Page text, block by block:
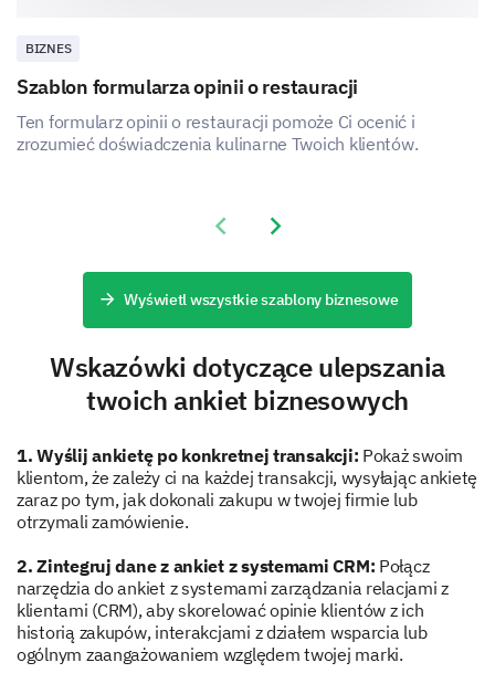
Neutralnie
Dobrze
produkty znajomemu lub koledze?
1
Twoja interakcja z obsługą klienta
Doceniamy twoje sugestie dotyczące tego, jak
możemy poprawić nasze interakcje z obsługą klienta.
obsługą klienta?
1 2 3 4
5
Bardzo słabo
BIZNES
Szablon formularza opinii o restauracji
Ten formularz opinii o restauracji pomoże Ci ocenić i
zrozumieć doświadczenia kulinarne Twoich klientów.
Previous slide
Next slide
Wyświetl wszystkie szablony biznesowe
Wskazówki dotyczące ulepszania
twoich ankiet biznesowych
1. Wyślij ankietę po konkretnej transakcji: Pokaż swoim
klientom, że zależy ci na każdej transakcji, wysyłając ankietę
zaraz po tym, jak dokonali zakupu w twojej firmie lub
otrzymali zamówienie.
2. Zintegruj dane z ankiet z systemami CRM: Połącz
narzędzia do ankiet z systemami zarządzania relacjami z
klientami (CRM), aby skorelować opinie klientów z ich
historią zakupów, interakcjami z działem wsparcia lub
ogólnym zaangażowaniem względem twojej marki.